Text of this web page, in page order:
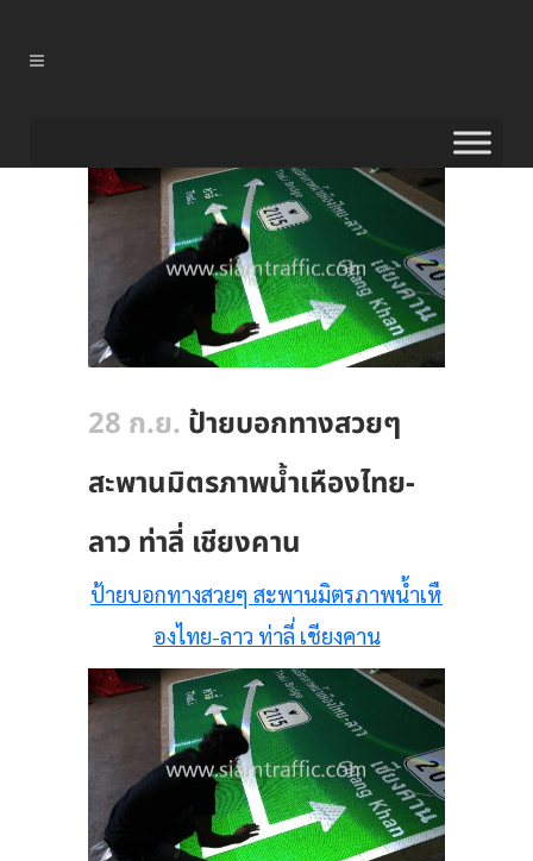
28 ก.ย. ป้ายบอกทางสวยๆ
สะพานมิตรภาพน้ำเหืองไทย-
ลาว ท่าลี่ เชียงคาน
ป้ายบอกทางสวยๆ สะพานมิตรภาพน้ำเหื
องไทย-ลาว ท่าลี่ เชียงคาน